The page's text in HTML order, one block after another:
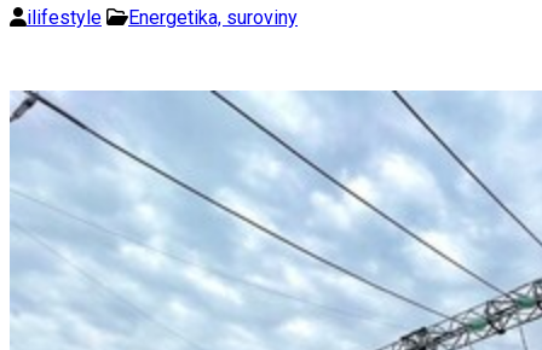
ilifestyle Energetika, suroviny